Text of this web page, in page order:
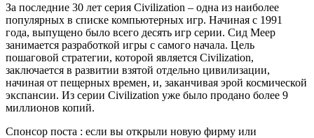
За последние 30 лет серия Civilization – одна из наиболее
популярных в списке компьютерных игр. Начиная с 1991
года, выпущено было всего десять игр серии. Сид Меер
занимается разработкой игры с самого начала. Цель
пошаговой стратегии, которой является Civilization,
заключается в развитии взятой отдельно цивилизации,
начиная от пещерных времен, и, заканчивая эрой космической
экспансии. Из серии Civilization уже было продано более 9
миллионов копий.
Спонсор поста : если вы открыли новую фирму или